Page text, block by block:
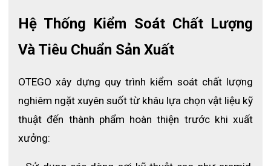
các hóa chất như axit, kiềm, dầu mỡ, dung môi,..
❖ Độ bền cao và trọng lượng nhẹ: Sản phẩm có khả năng chống
❖ Tạo cảm giác thoải mái và thoáng khí cho người sử dụng:
Sản phẩm có khả năng thoát hơi nước và khí, thấm hút mồ hôi
giúp người dùng luôn khô ráo và thoải mái. Mũ trùm đầu có thể
và sự chắc chắn của mũ.
Hệ Thống Kiểm Soát Chất Lượng
Và Tiêu Chuẩn Sản Xuất
OTEGO xây dựng quy trình kiểm soát chất lượng
nghiêm ngặt xuyên suốt từ khâu lựa chọn vật liệu kỹ
thuật đến thành phẩm hoàn thiện trước khi xuất
xưởng: